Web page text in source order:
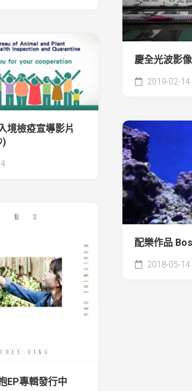
慶全光波影
2019-02-14
境檢疫宣導影片
)
配樂作品
2018-05-14
EP專輯發行中